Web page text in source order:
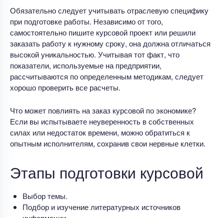
Обязательно следует учитывать отраслевую специфику
при подготовке работы. Независимо от того,
самостоятельно пишите курсовой проект или решили
заказать работу к нужному сроку, она должна отличаться
высокой уникальностью. Учитывая тот факт, что
показатели, используемые на предприятии,
рассчитываются по определенным методикам, следует
хорошо проверить все расчеты.
Что может повлиять на заказ курсовой по экономике?
Если вы испытываете неуверенность в собственных
силах или недостаток времени, можно обратиться к
опытным исполнителям, сохранив свои нервные клетки.
Этапы подготовки курсовой
Выбор темы.
Подбор и изучение литературных источников